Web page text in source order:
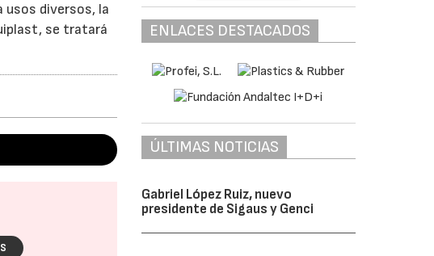
usos diversos, la
se tratará
ENLACES DESTACADOS
ÚLTIMAS NOTICIAS
Gabriel López Ruiz, nuevo
presidente de Sigaus y Genci